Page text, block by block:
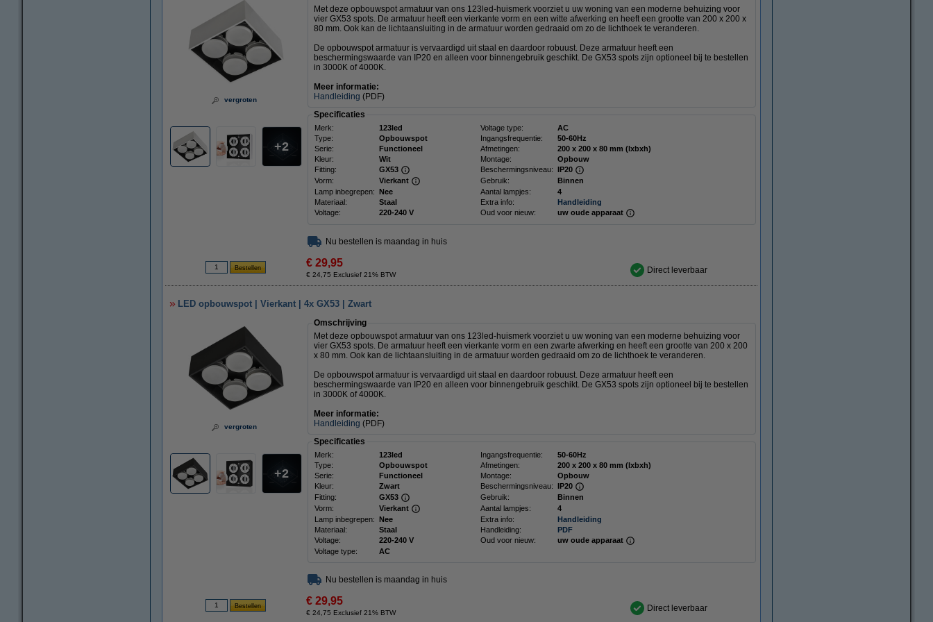
vergroten
2
Met deze opbouwspot armatuur van ons 123led-huismerk voorziet u uw woning van een moderne behuizing voor
vier GX53 spots. De armatuur heeft een vierkante vorm en een witte afwerking en heeft een grootte van 200 x 200 x
80 mm. Ook kan de lichtaansluiting in de armatuur worden gedraaid om zo de lichthoek te veranderen.
De opbouwspot armatuur is vervaardigd uit staal en daardoor robuust. Deze armatuur heeft een
beschermingswaarde van IP20 en alleen voor binnengebruik geschikt. De GX53 spots zijn optioneel bij te bestellen
in 3000K of 4000K.
Meer informatie:
Handleiding (PDF)
Specificaties
Merk: 123led Voltage type:
AC
Type:
Opbouwspot Ingangsfrequentie:
50-60Hz
Serie:
Functioneel Afmetingen:
200 x 200 x 80 mm (lxbxh)
Kleur:
Wit Montage:
Opbouw
Fitting:
GX53 Beschermingsniveau: IP20
Vorm:
Vierkant Gebruik:
Binnen
Lamp inbegrepen: Nee Aantal lampjes:
4
Materiaal:
Staal Extra info:
Handleiding
Voltage:
220-240 V Oud voor nieuw: uw oude apparaat
Nu bestellen is maandag in huis
€ 29,95
€ 24,75 Exclusief 21% BTW Direct leverbaar
LED opbouwspot | Vierkant | 4x GX53 | Zwart
vergroten
2
Omschrijving
Met deze opbouwspot armatuur van ons 123led-huismerk voorziet u uw woning van een moderne behuizing voor
vier GX53 spots. De armatuur heeft een vierkante vorm en een zwarte afwerking en heeft een grootte van 200 x 200
x 80 mm. Ook kan de lichtaansluiting in de armatuur worden gedraaid om zo de lichthoek te veranderen.
De opbouwspot armatuur is vervaardigd uit staal en daardoor robuust. Deze armatuur heeft een
beschermingswaarde van IP20 en alleen voor binnengebruik geschikt. De GX53 spots zijn optioneel bij te bestellen
in 3000K of 4000K.
Meer informatie:
Handleiding (PDF)
Specificaties
Merk: 123led Ingangsfrequentie:
50-60Hz
Type:
Opbouwspot Afmetingen:
200 x 200 x 80 mm (lxbxh)
Serie:
Functioneel Montage:
Opbouw
Kleur:
Zwart Beschermingsniveau: IP20
Fitting:
GX53 Gebruik:
Binnen
Vorm:
Vierkant Aantal lampjes:
4
Lamp inbegrepen: Nee Extra info:
Handleiding
Materiaal:
Staal Handleiding:
PDF
Voltage:
220-240 V Oud voor nieuw:
uw oude apparaat
Voltage type:
AC
Nu bestellen is maandag in huis
€ 29,95
€ 24,75 Exclusief 21% BTW Direct leverbaar